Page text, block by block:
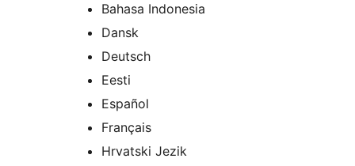
Bahasa Indonesia
Dansk
Deutsch
Eesti
Español
Français
Hrvatski Jezik